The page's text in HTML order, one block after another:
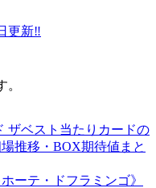
更新‼
ザベスト当たりカードの
推移・BOX期待値まと
ーテ・ドフラミンゴ》